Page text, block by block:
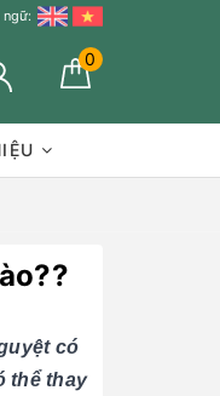
0
có
thể thay